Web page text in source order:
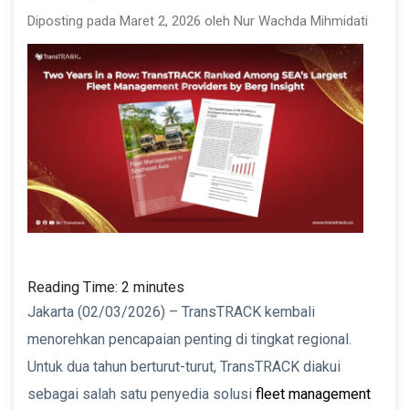
Diposting pada Maret 2, 2026 oleh Nur Wachda Mihmidati
Reading Time: 2 minutes
Jakarta (02/03/2026) – TransTRACK kembali
menorehkan pencapaian penting di tingkat regional.
Untuk dua tahun berturut-turut, TransTRACK diakui
sebagai salah satu penyedia solusi fleet management